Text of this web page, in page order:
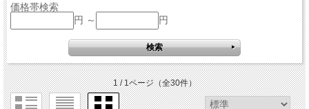
価格帯検索
円 ～
円
1 / 1ページ（全30件）